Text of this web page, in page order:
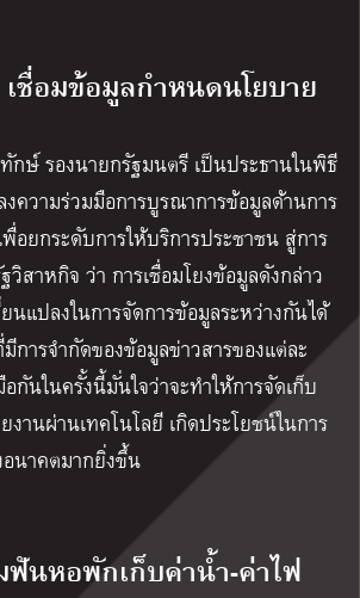
เชื่อมข้อมูลกำหนดนโยบาย
ษ์ รองนายกรัฐมนตรี เป็นประธานในพิธี
ความร่วมมือการบูรณาการข้อมูลด้านการ
อยกระดับการให้บริการประชาชน สู่การ
วิสาหกิจ ว่า การเชื่อมโยงข้อมูลดังกล่าว
นแปลงในการจัดการข้อมูลระหว่างกันได้
การจำกัดของข้อมูลข่าวสารของแต่ละ
กันในครั้งนี้มั่นใจว่าจะทำให้การจัดเก็บ
านผ่านเทคโนโลยี เกิดประโยชน์ในการ
อนาคตมากยิ่งขึ้น
ฟันหอพักเก็บค่าน้ำ-ค่าไฟ